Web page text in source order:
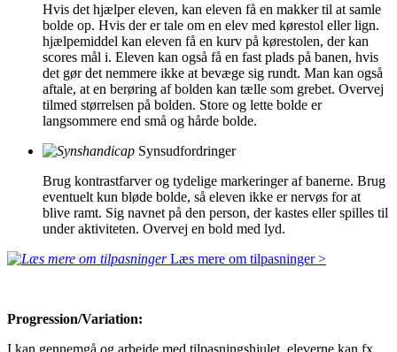
Hvis det hjælper eleven, kan eleven få en makker til at samle
bolde op. Hvis der er tale om en elev med kørestol eller lign.
hjælpemiddel kan eleven få en kurv på kørestolen, der kan
scores mål i. Eleven kan også få en fast plads på banen, hvis
det gør det nemmere ikke at bevæge sig rundt. Man kan også
aftale, at en berøring af bolden kan tælle som grebet. Overvej
tilmed størrelsen på bolden. Store og lette bolde er
langsommere end små og hårde bolde.
Synsudfordringer
Brug kontrastfarver og tydelige markeringer af banerne. Brug
eventuelt kun bløde bolde, så eleven ikke er nervøs for at
blive ramt. Sig navnet på den person, der kastes eller spilles til
under aktiviteten. Overvej en bold med lyd.
Læs mere om tilpasninger >
Progression/Variation:
I kan gennemgå og arbejde med tilpasningshjulet, eleverne kan fx